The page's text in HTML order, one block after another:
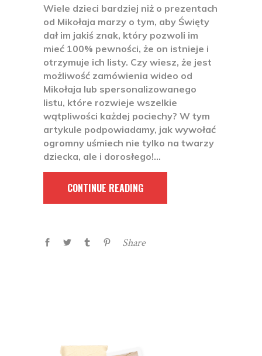
Wiele dzieci bardziej niż o prezentach
od Mikołaja marzy o tym, aby Święty
dał im jakiś znak, który pozwoli im
mieć 100% pewności, że on istnieje i
otrzymuje ich listy. Czy wiesz, że jest
możliwość zamówienia wideo od
Mikołaja lub spersonalizowanego
listu, które rozwieje wszelkie
wątpliwości każdej pociechy? W tym
artykule podpowiadamy, jak wywołać
ogromny uśmiech nie tylko na twarzy
dziecka, ale i dorosłego!
CONTINUE READING
Share